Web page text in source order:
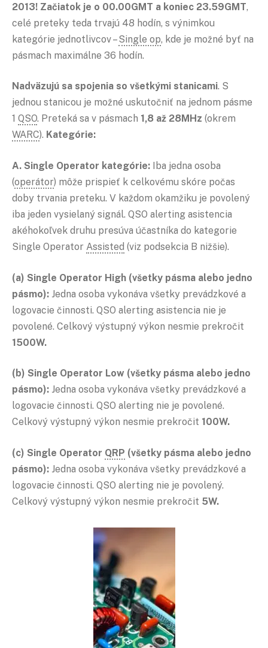
2013! Začiatok je o 00.00GMT a koniec 23.59GMT,
celé preteky teda trvajú 48 hodín, s výnimkou
kategórie jednotlivcov –Single op, kde je možné byť na
pásmach maximálne 36 hodín.
Nadväzujú sa spojenia so všetkými stanicami. S
jednou stanicou je možné uskutočniť na jednom pásme
1 QSO. Preteká sa v pásmach 1,8 až 28MHz (okrem
WARC). Kategórie:
A. Single Operator kategórie: Iba jedna osoba
(operátor) môže prispieť k celkovému skóre počas
doby trvania preteku. V každom okamžiku je povolený
iba jeden vysielaný signál. QSO alerting asistencia
akéhokoľvek druhu presúva účastníka do kategorie
Single Operator Assisted (viz podsekcia B nižšie).
(a) Single Operator High (všetky pásma alebo jedno
pásmo): Jedna osoba vykonáva všetky prevádzkové a
logovacie činnosti. QSO alerting asistencia nie je
povolené. Celkový výstupný výkon nesmie prekročit
1500W.
(b) Single Operator Low (všetky pásma alebo jedno
pásmo): Jedna osoba vykonáva všetky prevádzkové a
logovacie činnosti. QSO alerting nie je povolené.
Celkový výstupný výkon nesmie prekročit 100W.
(c) Single Operator QRP (všetky pásma alebo jedno
pásmo): Jedna osoba vykonáva všetky prevádzkové a
logovacie činnosti. QSO alerting nie je povolený.
Celkový výstupný výkon nesmie prekročit 5W.